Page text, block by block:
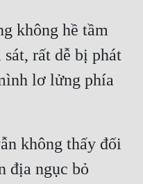
không hề tầm
rất dễ bị phát
lơ lửng phía
không thấy đối
địa ngục bỏ